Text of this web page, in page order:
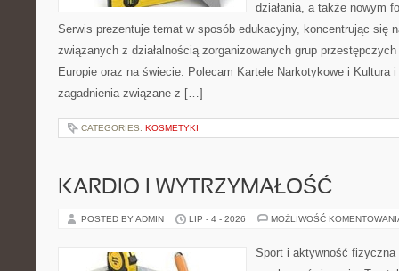
działania, a także nowym
Serwis prezentuje temat w sposób edukacyjny, koncentrując się
związanych z działalnością zorganizowanych grup
Europie oraz na świecie. Polecam Kartele Narkotykowe i Kultura
zagadnienia związane z […]
CATEGORIES: KOSMETYKI
KARDIO I WYTRZYMAŁOŚĆ
POSTED BY ADMIN LIP - 4 - 2026 MOŻLIWOŚĆ
Sport i aktywność